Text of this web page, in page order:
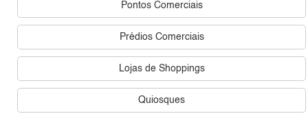
Pontos Comerciais
Prédios Comerciais
Lojas de Shoppings
Quiosques